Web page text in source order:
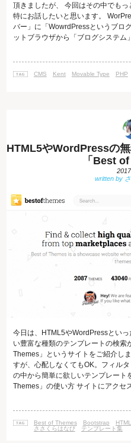
頂きましたが、 今回はその中でも
特にお話したいと思います。
バー」に「WowrdPressというブロ
ットブラウザから「ブログシステ
使えるようになります。 すると、
Webサイトのひな型やニュースやお
CMS Kent Movable Type PHP
HTML5やWordPressの
「Best
今日は、HTML5やWordPressとい
い豊富な種類のテンプレートの検索
Themes」というサイトをご紹介し
すが、心配しなくてもOK。フィル
の中から簡単に欲しいテンプレート
Themes」の使い方 サイトにアクセ
示されるのですが、使っていただ
と書かれた黄色いボタンがあるので
クリックをしてください。 すると、
Best of Themes Bootstrap
ささくらはなび
テンプレート集